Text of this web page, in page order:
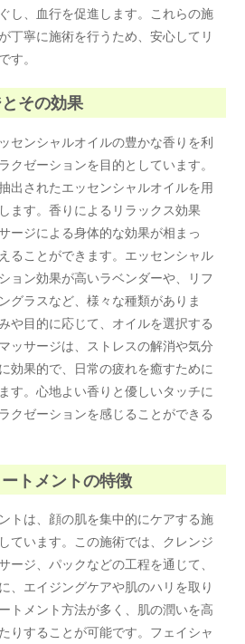
し、血行を促進します。これらの施
丁寧に施術を行うため、安心してリ
す。
その効果
センシャルオイルの豊かな香りを利
クゼーションを目的としています。
出されたエッセンシャルオイルを用
ます。香りによるリラックス効果
ージによる身体的な効果が相まっ
ることができます。エッセンシャル
ョン効果が高いラベンダーや、リフ
グラスなど、様々な種類がありま
や目的に応じて、オイルを選択する
ッサージは、ストレスの解消や気分
効果的で、日常の疲れを癒すために
す。心地よい香りと優しいタッチに
クゼーションを感じることができる
トメントの特徴
トは、顔の肌を集中的にケアする施
ています。この施術では、クレンジ
ージ、パックなどの工程を通じて、
、エイジングケアや肌のハリを取り
トメント方法が多く、肌の潤いを高
りすることが可能です。フェイシャ